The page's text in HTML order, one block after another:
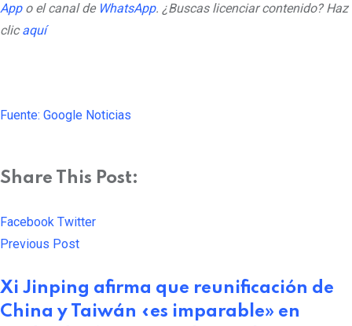
Appo el canal de WhatsApp. ¿Buscas licenciar contenido? Haz
clicaquí
Fuente: Google Noticias
Share This Post:
Facebook Twitter
Previous Post
Xi Jinping afirma que reunificación de
China y Taiwán «es imparable» en